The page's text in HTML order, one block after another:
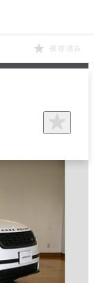
保存済み